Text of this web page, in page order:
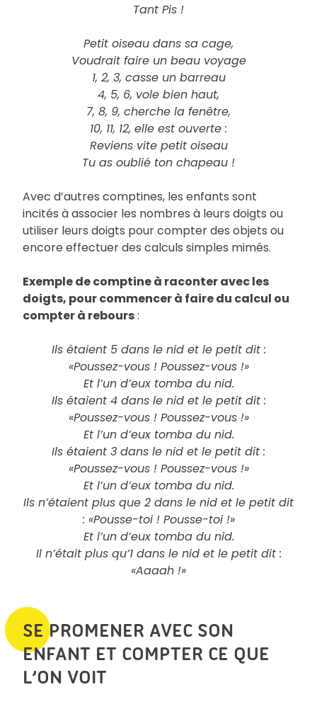
Tant Pis !
Petit oiseau dans sa cage,
Voudrait faire un beau voyage
1, 2, 3, casse un barreau
4, 5, 6, vole bien haut,
7, 8, 9, cherche la fenêtre,
10, 11, 12, elle est ouverte :
Reviens vite petit oiseau
Tu as oublié ton chapeau !
Avec d’autres comptines, les enfants sont
incités à associer les nombres à leurs doigts ou
utiliser leurs doigts pour compter des objets ou
encore effectuer des calculs simples mimés.
Exemple de comptine à raconter avec les
doigts, pour commencer à faire du calcul ou
compter à rebours:
Ils étaient 5 dans le nid et le petit dit :
«Poussez-vous ! Poussez-vous !»
Et l’un d’eux tomba du nid.
Ils étaient 4 dans le nid et le petit dit :
«Poussez-vous ! Poussez-vous !»
Et l’un d’eux tomba du nid.
Ils étaient 3 dans le nid et le petit dit :
«Poussez-vous ! Poussez-vous !»
Et l’un d’eux tomba du nid.
Ils n’étaient plus que 2 dans le nid et le petit dit
: «Pousse-toi ! Pousse-toi !»
Et l’un d’eux tomba du nid.
Il n’était plus qu’1 dans le nid et le petit dit :
«Aaaah !»
SE PROMENER AVEC SON
ENFANT ET COMPTER CE QUE
L’ON VOIT